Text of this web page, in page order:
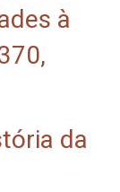
à
da